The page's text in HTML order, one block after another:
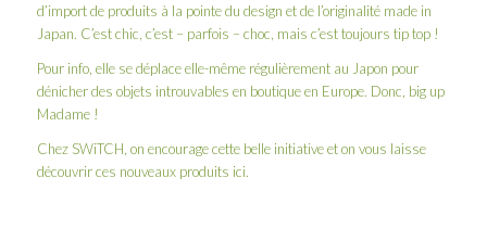
d’import de produits à la pointe du design et de l’originalité made in
Japan. C’est chic, c’est – parfois – choc, mais c’est toujours tip top !
Pour info, elle se déplace elle-même régulièrement au Japon pour
dénicher des objets introuvables en boutique en Europe. Donc, big up
Madame !
Chez SWiTCH, on encourage cette belle initiative et on vous laisse
découvrir ces nouveaux produits ici.